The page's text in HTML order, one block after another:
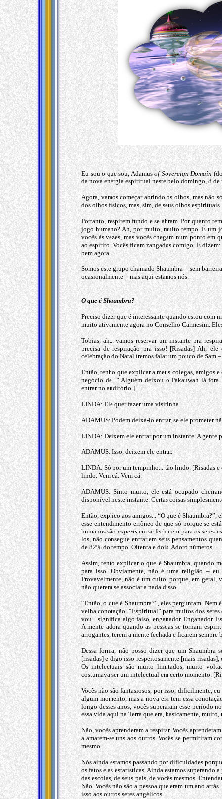
Eu sou o que sou, Adamusof Sovereign Domain
da nova energia espiritual neste belo domingo, 8
Agora, vamos começar abrindo os olhos, mas não
dos olhos físicos, mas, sim, de seus olhos espirituais.
Portanto, respirem fundo e se abram. Por quanto
jogo humano? Ah, por muito, muito tempo. É um
vocês às vezes, mas vocês chegam num ponto
ao espírito. Vocês ficam zangados comigo. E
bem agora.
Somos este grupo chamado Shaumbra – sem
ocasionalmente – mas aqui estamos nós.
O que é Shaumbra?
Preciso dizer que é interessante quando estou com
muito ativamente agora no Conselho Carmesim.
Tobias, ah... vamos reservar um instante pra
precisa de respiração pra isso! [Risadas] Ah,
celebração do Natal iremos falar um pouco de Sam
Então, tenho que explicar a meus colegas, amigos
negócio de...” Alguém deixou o Pakauwah lá
entrar no auditório.]
LINDA: Ele quer fazer uma visitinha.
ADAMUS: Podem deixá-lo entrar, se ele prometer
LINDA: Deixem ele entrar por um instante. A gente
ADAMUS: Isso, deixem ele entrar.
LINDA: Só por um tempinho... tão lindo. [Risadas e
lindo. Vem cá. Vem cá.
ADAMUS: Sinto muito, ele está ocupado
disponível neste instante. Certas coisas
Então, explico aos amigos... “O que é Shaumbra?”,
esse entendimento errôneo de que só porque se
humanos sãoexpertsem se fecharem para os seres
los, não consegue entrar em seus pensamentos
de 82% do tempo. Oitenta e dois. Adoro números.
Assim, tento explicar o que é Shaumbra, quando
para isso. Obviamente, não é uma religião –
Provavelmente, não é um culto, porque, em geral,
não querem se associar a nada disso.
“Então, o que é Shaumbra?”, eles perguntam.
velha conotação. “Espiritual” para muitos dos
vou... significa algo falso, enganador. Enganador.
A mente adora quando as pessoas se tornam
arrogantes, terem a mente fechada e ficarem sempre
Dessa forma, não posso dizer que um Shaumbra
[risadas] e digo isso respeitosamente [mais
Os intelectuais são muito limitados, muito
costumava ser um intelectual em certo momento.
Vocês não são fantasiosos, por isso, dificilmente,
algum momento, mas a nova era tem essa
longo desses anos, vocês superaram esse período
essa vida aqui na Terra que era, basicamente,
Não, vocês aprenderam a respirar. Vocês
a amarem-se uns aos outros. Vocês se permitiram
mesmo.
Nós ainda estamos passando por dificuldades
os fatos e as estatísticas. Ainda estamos superando
das escolas, de seus pais, de vocês mesmos.
Não. Vocês não são a pessoa que eram um ano
isso aos outros seres angélicos.